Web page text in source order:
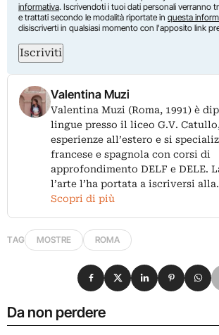
informativa. Iscrivendoti i tuoi dati personali verranno
e trattati secondo le modalità riportate in questa
disiscriverti in qualsiasi momento con l'apposito link
Iscriviti
Valentina Muzi
Valentina Muzi (Roma, 1991) è
lingue presso il liceo G.V.
esperienze all’estero e si
francese e spagnola con corsi di
approfondimento DELF e DELE.
l’arte l’ha portata a iscriversi
Scopri di più
TAG MOSTRE ROMA
Da non perdere
Condividi su Facebook
Condividi su X
Condividi su
Condividi